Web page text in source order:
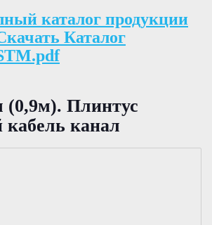
каталог продукции
Каталог
Плинтус
канал